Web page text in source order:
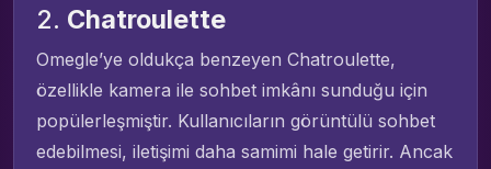
2. Chatroulette
Omegle’ye oldukça benzeyen Chatroulette,
özellikle kamera ile sohbet imkânı sunduğu için
popülerleşmiştir. Kullanıcıların görüntülü sohbet
edebilmesi, iletişimi daha samimi hale getirir. Ancak